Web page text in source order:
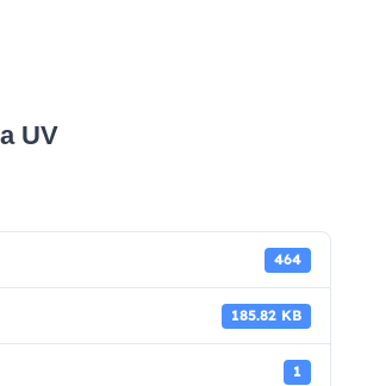
UV
464
185.82 KB
1